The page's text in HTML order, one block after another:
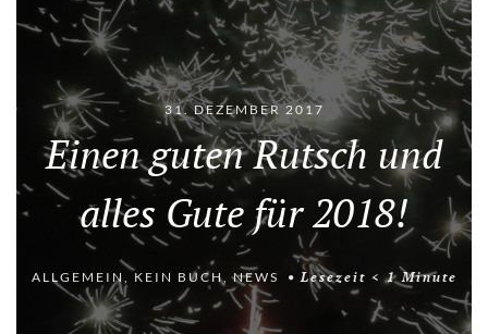
31. DEZEMBER 2017
Einen guten Rutsch und
alles Gute für 2018!
ALLGEMEIN, KEIN BUCH,NEWS Lesezeit < 1 Minute